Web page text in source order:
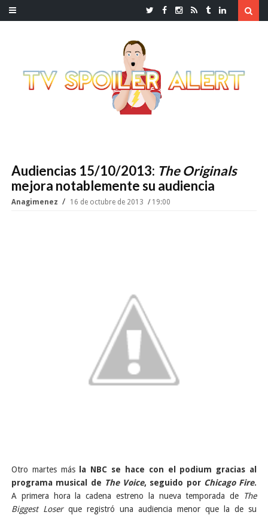
Audiencias 15/10/2013: The Originals
mejora notablemente su audiencia
Anagimenez 16 de octubre de 2013 19:00
Otro martes más
la NBC se hace con el podium gracias al
programa musical de The Voice, seguido por Chicago Fire.
A primera hora la cadena estreno la nueva temporada de
The
Biggest Loserque registró una audiencia menor que la de su